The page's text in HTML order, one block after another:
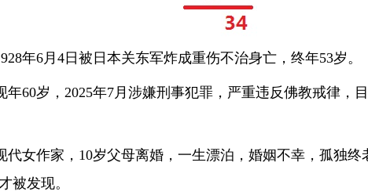
年6月4日被日本关东军炸成重伤不治身亡，终年53岁。
年60岁，2025年7月涉嫌刑事犯罪，严重违反佛教戒律，
代女作家，10岁父母离婚，一生漂泊，婚姻不幸，孤独终
被发现。